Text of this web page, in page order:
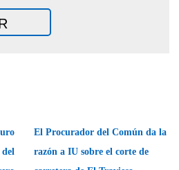
El Procurador del Común da la
razón a IU sobre el corte de